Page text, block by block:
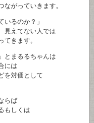
がっていきます。
るのか？」
えてない人では
きます。
まるるちゃんは
には
対価として
らば
もしくは